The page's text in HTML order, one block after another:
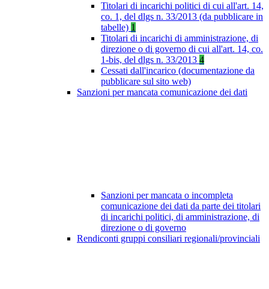
Titolari di incarichi politici di cui all'art. 14,
co. 1, del dlgs n. 33/2013 (da pubblicare in
tabelle) 1
Titolari di incarichi di amministrazione, di
direzione o di governo di cui all'art. 14, co.
1-bis, del dlgs n. 33/2013 4
Cessati dall'incarico (documentazione da
pubblicare sul sito web)
Sanzioni per mancata comunicazione dei dati
Sanzioni per mancata o incompleta
comunicazione dei dati da parte dei titolari
di incarichi politici, di amministrazione, di
direzione o di governo
Rendiconti gruppi consiliari regionali/provinciali